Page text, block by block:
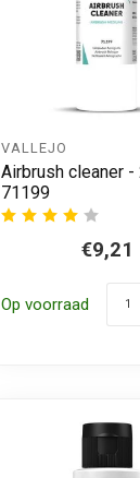
VALLEJO
Airbrush cleaner -
71199
€9,21
Op voorraad